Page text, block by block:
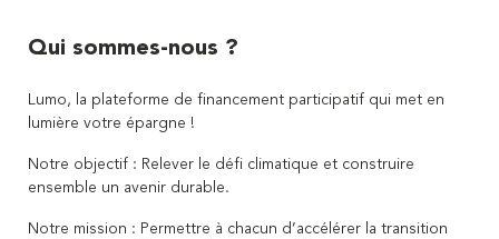
Qui sommes-nous ?
Lumo, la plateforme de financement participatif qui met en
lumière votre épargne !
Notre objectif : Relever le défi climatique et construire
ensemble un avenir durable.
Notre mission : Permettre à chacun d’accélérer la transition